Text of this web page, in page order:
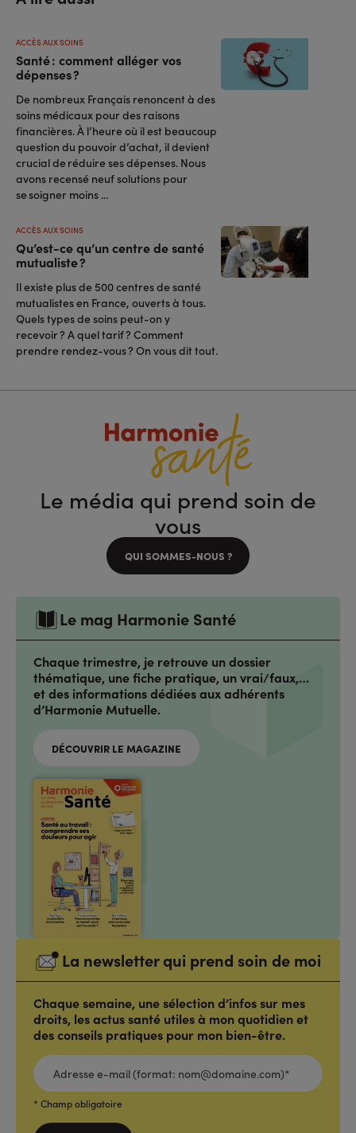
Santé : comment alléger vos
dépenses ?
ACCÈS AUX SOINS
De nombreux Français renoncent à des
soins médicaux pour des raisons
financières. À l’heure où il est beaucoup
question du pouvoir d’achat, il devient
crucial de réduire ses dépenses. Nous
avons recensé neuf solutions pour
se soigner moins ...
Qu’est-ce qu’un centre de santé
mutualiste ?
ACCÈS AUX SOINS
Il existe plus de 500 centres de santé
mutualistes en France, ouverts à tous.
Quels types de soins peut-on y
recevoir ? A quel tarif ? Comment
prendre rendez-vous ? On vous dit tout.
Le média qui prend soin de
vous
QUI SOMMES-NOUS ?
Le mag Harmonie Santé
Chaque trimestre, je retrouve un dossier
thématique, une fiche pratique, un vrai/faux,…
et des informations dédiées aux adhérents
d’Harmonie Mutuelle.
DÉCOUVRIR LE MAGAZINE
La newsletter qui prend soin de moi
Chaque semaine, une sélection d’infos sur mes
droits, les actus santé utiles à mon quotidien et
des conseils pratiques pour mon bien-être.
ADRESSE
E-
MAIL
(FORMAT:
NOM@DOMAINE.COM)*
* Champ obligatoire